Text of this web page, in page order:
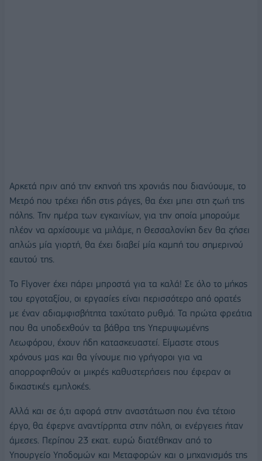
Αρκετά πριν από την εκπνοή της χρονιάς που διανύουμε, το
Μετρό που τρέχει ήδη στις ράγες, θα έχει μπει στη ζωή της
πόλης. Την ημέρα των εγκαινίων, για την οποία μπορούμε
πλέον να αρχίσουμε να μιλάμε, η Θεσσαλονίκη δεν θα ζήσει
απλώς μία γιορτή, θα έχει διαβεί μία καμπή του σημερινού
εαυτού της.
Το Flyover έχει πάρει μπροστά για τα καλά! Σε όλο το μήκος
του εργοταξίου, οι εργασίες είναι περισσότερο από ορατές
με έναν αδιαμφισβήτητα ταχύτατο ρυθμό. Τα πρώτα φρεάτια
που θα υποδεχθούν τα βάθρα της Υπερυψωμένης
Λεωφόρου, έχουν ήδη κατασκευαστεί. Είμαστε στους
χρόνους μας και θα γίνουμε πιο γρήγοροι για να
απορροφηθούν οι μικρές καθυστερήσεις που έφεραν οι
δικαστικές εμπλοκές.
Αλλά και σε ό,τι αφορά στην αναστάτωση που ένα τέτοιο
έργο, θα έφερνε αναντίρρητα στην πόλη, οι ενέργειες ήταν
άμεσες. Περίπου 23 εκατ. ευρώ διατέθηκαν από το
Υπουργείο Υποδομών και Μεταφορών και ο μηχανισμός της